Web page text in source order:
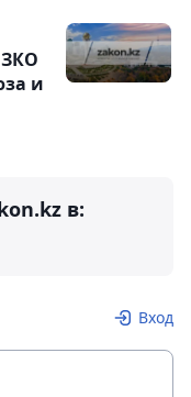
и
в:
Вход